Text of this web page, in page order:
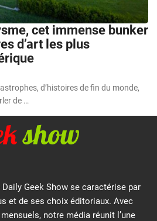
cet immense bunker
d’art les plus
d’histoires de fin du monde,
de …
Geek Show se caractérise par
et de ses choix éditoriaux. Avec
notre média réunit l’une